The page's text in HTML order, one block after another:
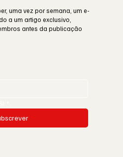
uma vez por semana, um e-
a um artigo exclusivo,
antes da publicação